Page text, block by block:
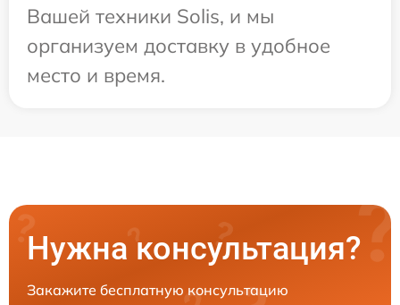
Вашей техники Solis, и мы
организуем доставку в удобное
место и время.
Нужна консультация?
Закажите бесплатную консультацию